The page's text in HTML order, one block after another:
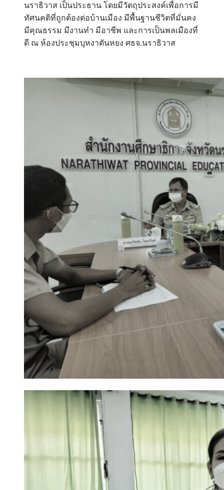
นราธิวาส เป็นประธาน โดยมีวัตถุประสงค์เพื่อการมี
ทัศนคติที่ถูกต้องต่อบ้านเมือง มีพื้นฐานชีวิตที่มั่นคง
มีคุณธรรม มีงานทำ มีอาชีพ และการเป็นพลเมืองที่
ดี ณ ห้องประชุมบุหงาตันหยง ศธจ.นราธิวาส